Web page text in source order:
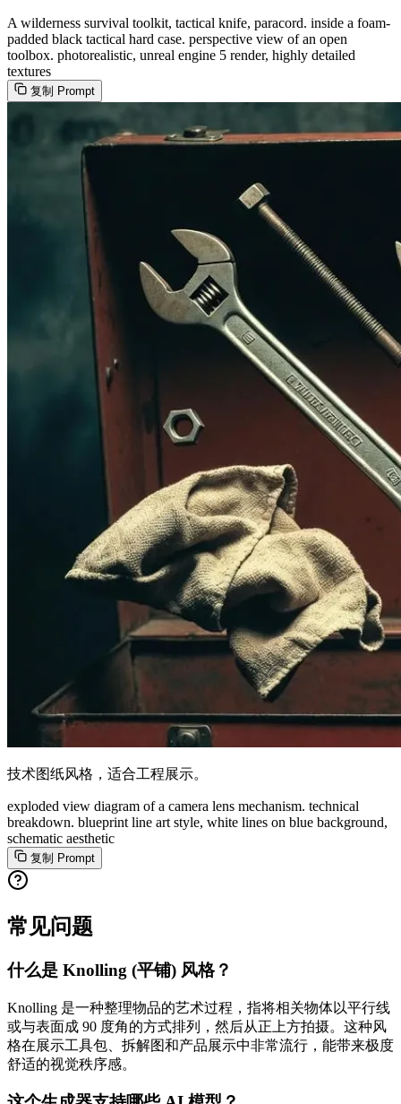
A wilderness survival toolkit, tactical knife, paracord. inside a foam-
padded black tactical hard case. perspective view of an open
toolbox. photorealistic, unreal engine 5 render, highly detailed
textures
复制 Prompt
技术图纸风格，适合工程展示。
exploded view diagram of a camera lens mechanism. technical
breakdown. blueprint line art style, white lines on blue background,
schematic aesthetic
复制 Prompt
常见问题
什么是 Knolling (平铺) 风格？
Knolling 是一种整理物品的艺术过程，指将相关物体以平行线
或与表面成 90 度角的方式排列，然后从正上方拍摄。这种风
格在展示工具包、拆解图和产品展示中非常流行，能带来极度
舒适的视觉秩序感。